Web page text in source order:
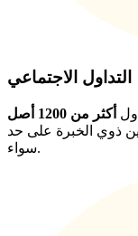
USDT Flexible
التداول الاجتماعي
أكثر من 1200 أصل
ذوي الخبرة على حد
سواء.